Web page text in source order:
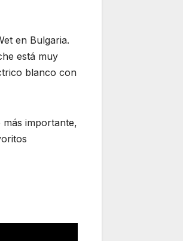
en Bulgaria.
está muy
blanco con
importante,